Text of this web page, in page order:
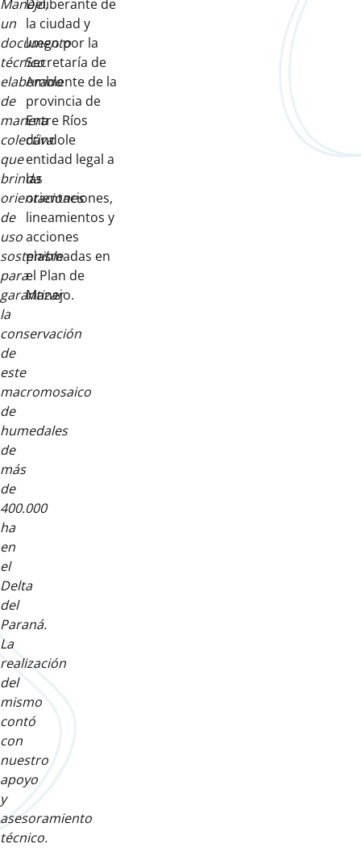
Manejo,
un
documento
técnico
elaborado
de
manera
colectiva
que
brinda
orientaciones
de
uso
sostenible
para
garantizar
la
conservación
de
este
macromosaico
de
humedales
de
más
de
400.000
ha
en
el
Delta
del
Paraná.
La
realización
del
mismo
contó
con
nuestro
apoyo
y
asesoramiento
técnico.
Deliberante de
la ciudad y
luego por la
Secretaría de
Ambiente de la
provincia de
Entre Ríos
dándole
entidad legal a
las
orientaciones,
lineamientos y
acciones
plasmadas en
el Plan de
Manejo.